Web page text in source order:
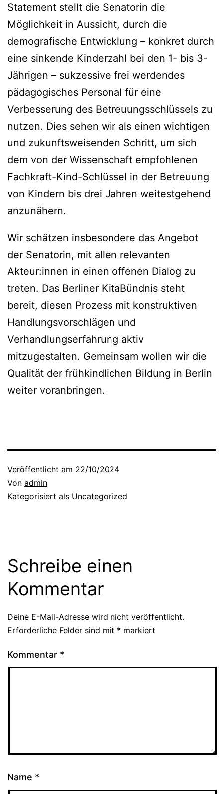
Statement stellt die Senatorin die
Möglichkeit in Aussicht, durch die
demografische Entwicklung – konkret durch
eine sinkende Kinderzahl bei den 1- bis 3-
Jährigen – sukzessive frei werdendes
pädagogisches Personal für eine
Verbesserung des Betreuungsschlüssels zu
nutzen. Dies sehen wir als einen wichtigen
und zukunftsweisenden Schritt, um sich
dem von der Wissenschaft empfohlenen
Fachkraft-Kind-Schlüssel in der Betreuung
von Kindern bis drei Jahren weitestgehend
anzunähern.
Wir schätzen insbesondere das Angebot
der Senatorin, mit allen relevanten
Akteur:innen in einen offenen Dialog zu
treten. Das Berliner KitaBündnis steht
bereit, diesen Prozess mit konstruktiven
Handlungsvorschlägen und
Verhandlungserfahrung aktiv
mitzugestalten. Gemeinsam wollen wir die
Qualität der frühkindlichen Bildung in Berlin
weiter voranbringen.
Veröffentlicht am 22/10/2024
Von admin
Kategorisiert als Uncategorized
Schreibe einen
Kommentar
Deine E-Mail-Adresse wird nicht veröffentlicht.
Erforderliche Felder sind mit * markiert
Kommentar *
Name *